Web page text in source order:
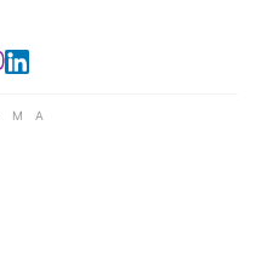
Facebook
у X у Google news
Читайте у Viber
Читайте у LinkedIn